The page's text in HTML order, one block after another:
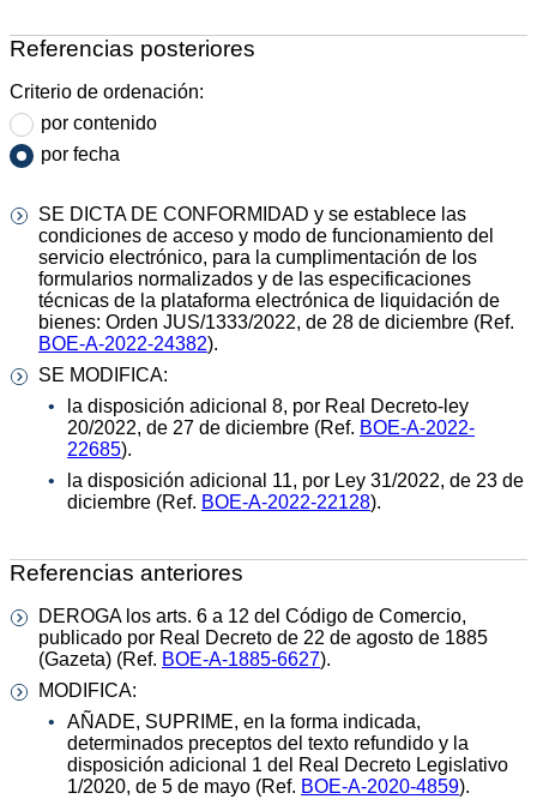
Referencias posteriores
Criterio de ordenación:
por contenido
por fecha
SE DICTA DE CONFORMIDAD y se establece las
condiciones de acceso y modo de funcionamiento del
servicio electrónico, para la cumplimentación de los
formularios normalizados y de las especificaciones
técnicas de la plataforma electrónica de liquidación de
bienes: Orden JUS/1333/2022, de 28 de diciembre (Ref.
BOE-A-2022-24382).
SE MODIFICA:
la disposición adicional 8, por Real Decreto-ley
20/2022, de 27 de diciembre (Ref. BOE-A-2022-
22685).
la disposición adicional 11, por Ley 31/2022, de 23 de
diciembre (Ref. BOE-A-2022-22128).
Referencias anteriores
DEROGA los arts. 6 a 12 del Código de Comercio,
publicado por Real Decreto de 22 de agosto de 1885
(Gazeta) (Ref. BOE-A-1885-6627).
MODIFICA:
AÑADE, SUPRIME, en la forma indicada,
determinados preceptos del texto refundido y la
disposición adicional 1 del Real Decreto Legislativo
1/2020, de 5 de mayo (Ref. BOE-A-2020-4859).